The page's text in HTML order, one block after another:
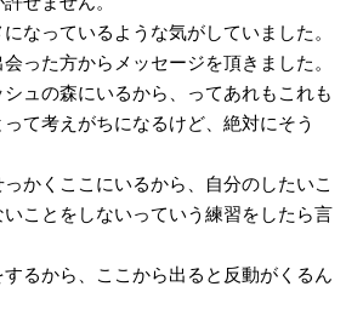
なっているような気がしていました。
った方からメッセージを頂きました。
シュの森にいるから、ってあれもこれも
て考えがちになるけど、絶対にそう
かくここにいるから、自分のしたいこ
ことをしないっていう練習をしたら言
るから、ここから出ると反動がくるん